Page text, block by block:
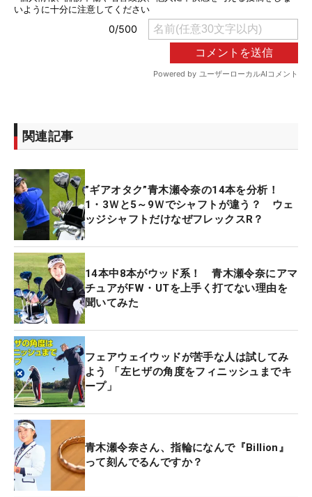
関連記事
”ギアオタク”青木瀬令奈の14本を分析！
1・3Ｗと5～9Ｗでシャフトが違う？ ウェ
ッジシャフトだけなぜフレックスR？
14本中8本がウッド系！ 青木瀬令奈にアマ
チュアがFW・UTを上手く打てない理由を
聞いてみた
フェアウェイウッドが苦手な人は試してみ
よう 「左ヒザの角度をフィニッシュまでキ
ープ」
青木瀬令奈さん、指輪になんで『Billion』
って刻んでるんですか？